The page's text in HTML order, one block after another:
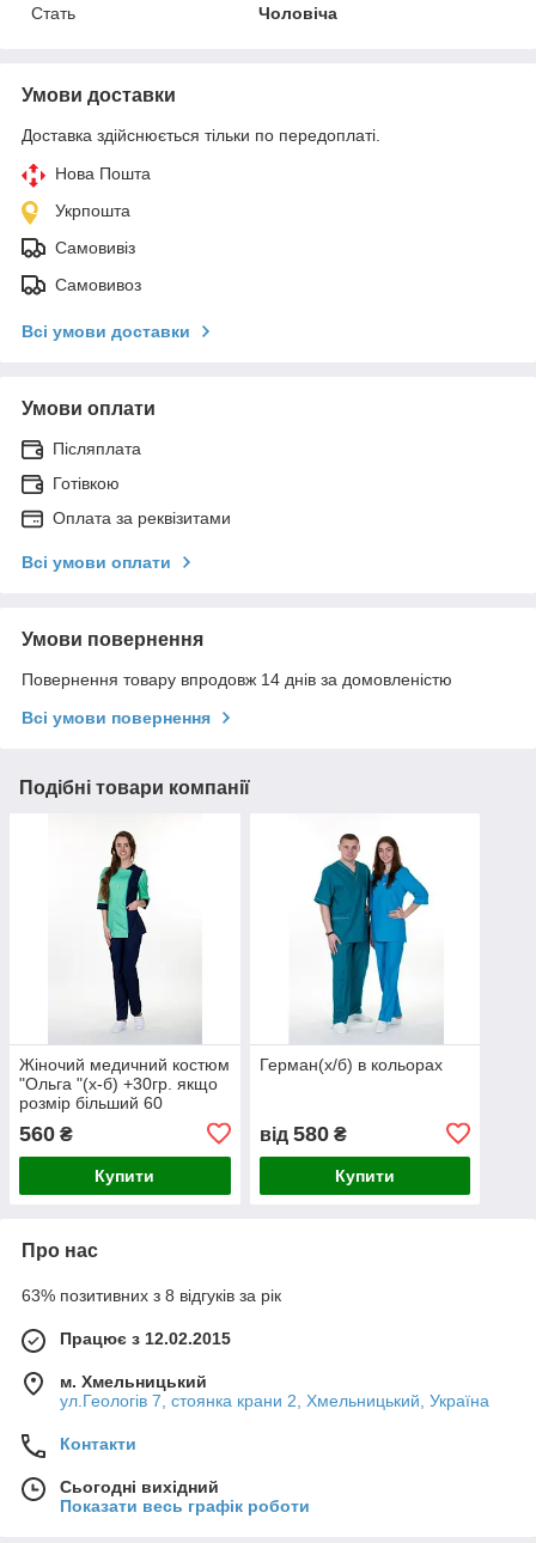
Стать
Чоловіча
Умови доставки
Доставка здійснюється тільки по передоплаті.
Нова Пошта
Укрпошта
Самовивіз
Самовивоз
Всі умови доставки
Умови оплати
Післяплата
Готівкою
Оплата за реквізитами
Всі умови оплати
Умови повернення
Повернення товару впродовж 14 днів за домовленістю
Всі умови повернення
Подібні товари компанії
Жіночий медичний костюм
"Ольга "(х-б) +30гр. якщо
розмір більший 60
560 ₴
Купити
Герман(х/б) в кольорах
від 580₴
Купити
Про нас
63% позитивних з 8 відгуків за рік
Працює з 12.02.2015
м. Хмельницький
ул.Геологів 7, стоянка крани 2, Хмельницький, Україна
Контакти
Сьогодні вихідний
Показати весь графік роботи